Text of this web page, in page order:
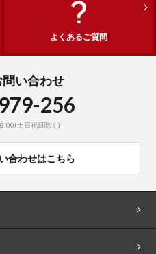
よくあるご質問
い合わせ
256
土日祝日除く)
合わせはこちら